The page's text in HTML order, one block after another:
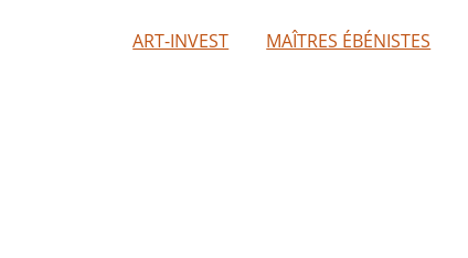
ART-INVEST MAÎTRES ÉBÉNISTES